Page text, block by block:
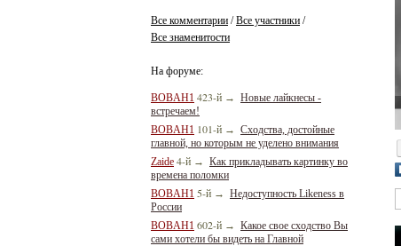
Все комментарии /Все участники /
Все знаменитости
На форуме:
BOBAH1 423-й → Новые лайкнесы -
встречаем!
BOBAH1 101-й → Сходства, достойные
главной, но которым не уделено внимания
Zaide 4-й → Как прикладывать картинку во
времена поломки
BOBAH1 5-й → Недоступность Likeness в
России
BOBAH1 602-й → Какое свое сходство Вы
сами хотели бы видеть на Главной